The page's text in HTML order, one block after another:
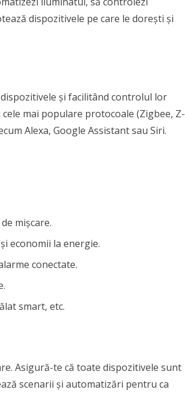
dispozitivele pe care le dorești și
și facilitând controlul lor
mai populare protocoale (Zigbee, Z-
Alexa, Google Assistant sau Siri.
mișcare.
economii la energie.
conectate.
smart, etc.
Asigură-te că toate dispozitivele sunt
scenarii și automatizări pentru ca